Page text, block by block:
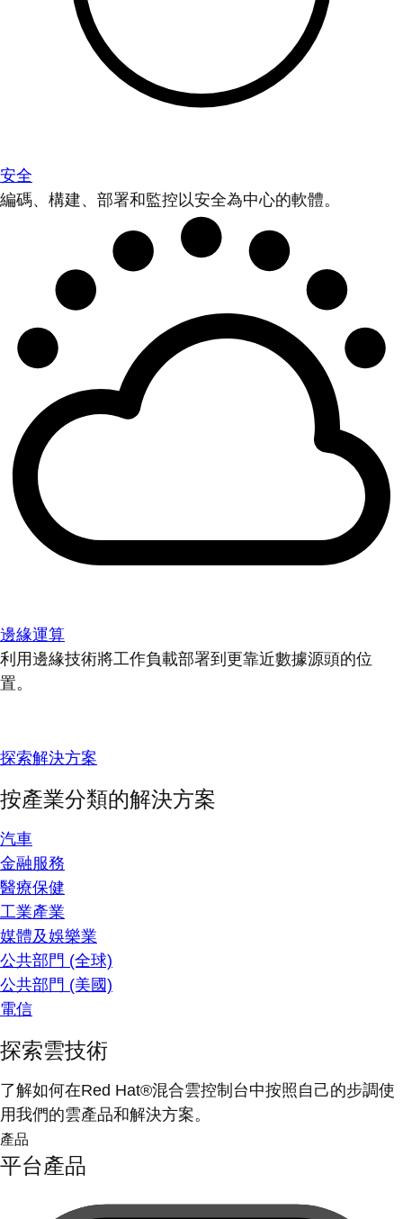
安全
編碼、構建、部署和監控以安全為中心的軟體。
邊緣運算
利用邊緣技術將工作負載部署到更靠近數據源頭的位
置。
探索解決方案
按產業分類的解決方案
汽車
金融服務
醫療保健
工業產業
媒體及娛樂業
公共部門 (全球)
公共部門 (美國)
電信
探索雲技術
了解如何在Red Hat®混合雲控制台中按照自己的步調使
用我們的雲產品和解決方案。
產品
平台產品